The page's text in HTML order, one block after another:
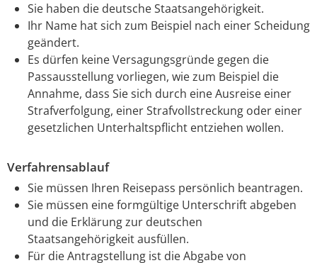
Sie haben die deutsche Staatsangehörigkeit.
Ihr Name hat sich zum Beispiel nach einer Scheidung
geändert.
Es dürfen keine Versagungsgründe gegen die
Passausstellung vorliegen, wie zum Beispiel die
Annahme, dass Sie sich durch eine Ausreise einer
Strafverfolgung, einer Strafvollstreckung oder einer
gesetzlichen Unterhaltspflicht entziehen wollen.
Verfahrensablauf
Sie müssen Ihren Reisepass persönlich beantragen.
Sie müssen eine formgültige Unterschrift abgeben
und die Erklärung zur deutschen
Staatsangehörigkeit ausfüllen.
Für die Antragstellung ist die Abgabe von